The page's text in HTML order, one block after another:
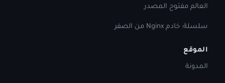
العالم مفتوح المصدر
سلسلة: خادم Nginx من الصفر
الموقع
المدونة